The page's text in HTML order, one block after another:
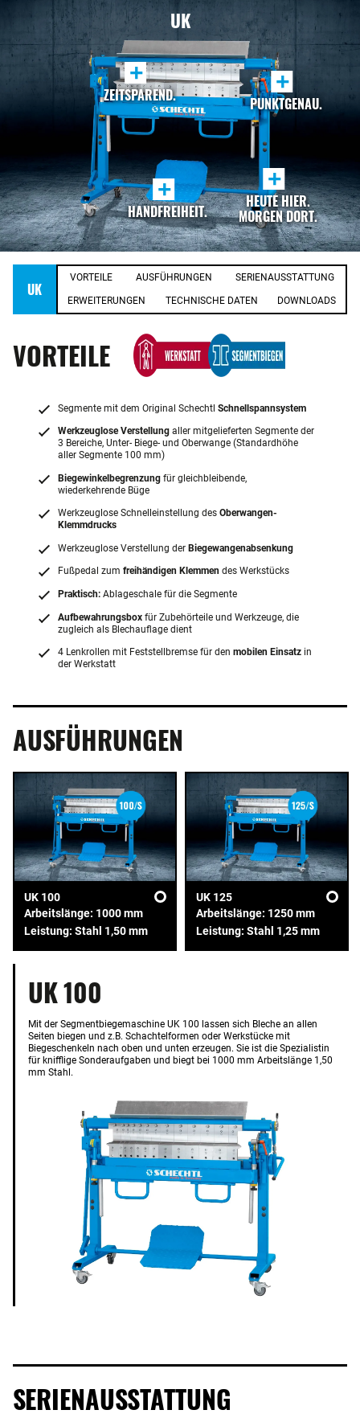
UK
+
ZEITSPAREND.
+
PUNKTGENAU.
+
HANDFREIHEIT.
+
HEUTE HIER.
MORGEN DORT.
UK
VORTEILE AUSFÜHRUNGEN SERIENAUSSTATTUNG
ERWEITERUNGEN TECHNISCHE DATEN DOWNLOADS
VORTEILE
Segmente mit dem Original Schechtl Schnellspannsystem
Werkzeuglose Verstellung aller mitgelieferten Segmente der
3 Bereiche, Unter- Biege- und Oberwange (Standardhöhe
aller Segmente 100 mm)
Biegewinkelbegrenzung für gleichbleibende,
wiederkehrende Büge
Werkzeuglose Schnelleinstellung des Oberwangen-
Klemmdrucks
Werkzeuglose Verstellung der Biegewangenabsenkung
Fußpedal zum freihändigen Klemmen des Werkstücks
Praktisch: Ablageschale für die Segmente
Aufbewahrungsbox für Zubehörteile und Werkzeuge, die
zugleich als Blechauflage dient
4 Lenkrollen mit Feststellbremse für den mobilen Einsatz in
der Werkstatt
AUSFÜHRUNGEN
UK 100
Arbeitslänge: 1000 mm
Leistung: Stahl 1,50 mm
UK 125
Arbeitslänge: 1250 mm
Leistung: Stahl 1,25 mm
UK 100
Mit der Segmentbiegemaschine UK 100 lassen sich Bleche an allen
Seiten biegen und z.B. Schachtelformen oder Werkstücke mit
Biegeschenkeln nach oben und unten erzeugen. Sie ist die Spezialistin
für knifflige Sonderaufgaben und biegt bei 1000 mm Arbeitslänge 1,50
mm Stahl.
SERIENAUSSTATTUNG